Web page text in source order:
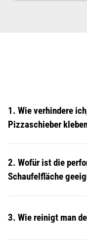
1. Wie verhindere
Pizzaschieber
2. Wofür ist die
Schaufelfläche
3. Wie reinigt man